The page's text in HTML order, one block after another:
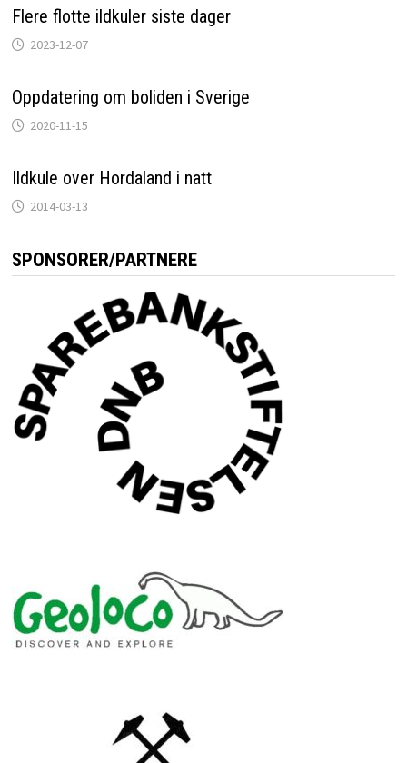
Flere flotte ildkuler siste dager
2023-12-07
Oppdatering om boliden i Sverige
2020-11-15
Ildkule over Hordaland i natt
2014-03-13
SPONSORER/PARTNERE